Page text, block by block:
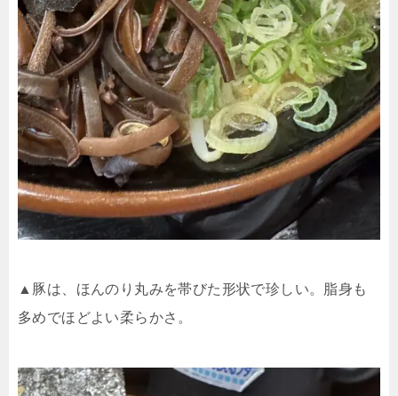
▲豚は、ほんのり丸みを帯びた形状で珍しい。脂身も
多めでほどよい柔らかさ。